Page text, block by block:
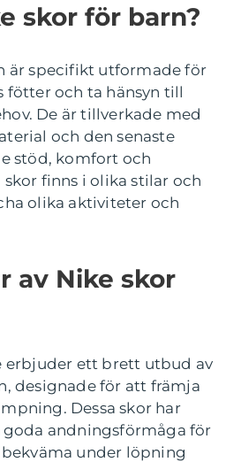
skor för barn?
är specifikt utformade för
fötter och ta hänsyn till
De är tillverkade med
och den senaste
stöd, komfort och
skor finns i olika stilar och
olika aktiviteter och
av Nike skor
erbjuder ett brett utbud av
designade för att främja
Dessa skor har
andningsförmåga för
under löpning